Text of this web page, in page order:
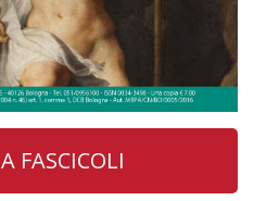
FASCICOLI